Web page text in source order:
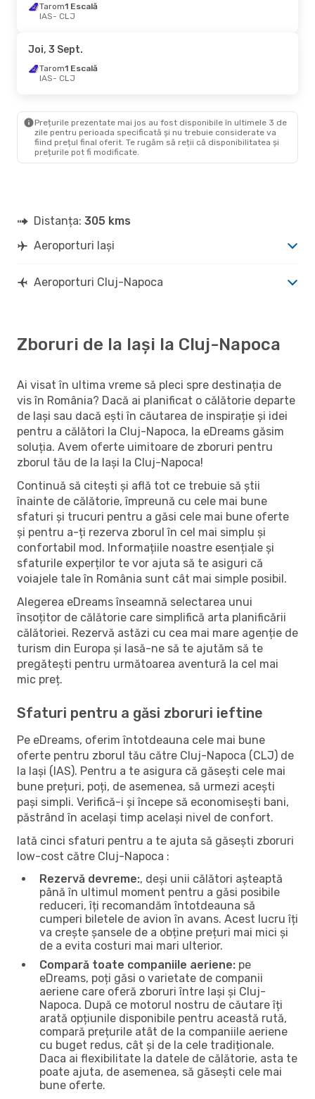
Tarom1 Escală
IAS- CLJ
Tarom1 Escală
CLJ
- IAS
Lun., 28 Sept.- Mar., 29 Sept.
Tarom1 Escală
IAS- CLJ
Tarom1 Escală
CLJ- IAS
Tarom1 Escală
IAS- CLJ
Joi, 3 Sept.
Tarom1 Escală
IAS- CLJ
Prețurile prezentate mai jos au fost disponibile în ultimele 3 de
zile pentru perioada specificată și nu trebuie considerate va
fiind prețul final oferit. Te rugăm să reții că disponibilitatea și
prețurile pot fi modificate.
Distanța: 305 kms
Aeroporturi Iași
Aeroporturi Cluj-Napoca
Zboruri de la Iași la Cluj-Napoca
Ai visat în ultima vreme să pleci spre destinația de
vis în România? Dacă ai planificat o călătorie departe
de Iași sau dacă ești în căutarea de inspirație și idei
pentru a călători la Cluj-Napoca, la eDreams găsim
soluția. Avem oferte uimitoare de zboruri pentru
zborul tău de la Iași la Cluj-Napoca!
Continuă să citești și află tot ce trebuie să știi
înainte de călătorie, împreună cu cele mai bune
sfaturi și trucuri pentru a găsi cele mai bune oferte
și pentru a-ți rezerva zborul în cel mai simplu și
confortabil mod. Informațiile noastre esențiale și
sfaturile experților te vor ajuta să te asiguri că
voiajele tale în România sunt cât mai simple posibil.
Alegerea eDreams înseamnă selectarea unui
însoțitor de călătorie care simplifică arta planificării
călătoriei. Rezervă astăzi cu cea mai mare agenție de
turism din Europa și lasă-ne să te ajutăm să te
pregătești pentru următoarea aventură la cel mai
mic preț.
Sfaturi pentru a găsi zboruri ieftine
Pe eDreams, oferim întotdeauna cele mai bune
oferte pentru zborul tău către Cluj-Napoca (CLJ) de
la Iași (IAS). Pentru a te asigura că găsești cele mai
bune prețuri, poți, de asemenea, să urmezi acești
pași simpli. Verifică-i și începe să economisești bani,
păstrând în același timp același nivel de confort.
Iată cinci sfaturi pentru a te ajuta să găsești zboruri
low-cost către Cluj-Napoca :
Rezervă devreme:, deși unii călători așteaptă
până în ultimul moment pentru a găsi posibile
reduceri, îți recomandăm întotdeauna să
cumperi biletele de avion în avans. Acest lucru îți
va crește șansele de a obține prețuri mai mici și
de a evita costuri mai mari ulterior.
Compară toate companiile aeriene: pe
eDreams, poți găsi o varietate de companii
aeriene care oferă zboruri între Iași și Cluj-
Napoca. După ce motorul nostru de căutare îți
arată opțiunile disponibile pentru această rută,
compară prețurile atât de la companiile aeriene
cu buget redus, cât și de la cele tradiționale.
Daca ai flexibilitate la datele de călătorie, asta te
poate ajuta, de asemenea, să găsești cele mai
bune oferte.